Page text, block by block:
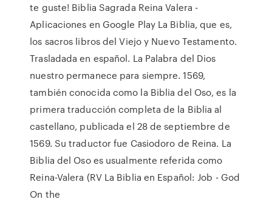
te guste! Biblia Sagrada Reina Valera -
Aplicaciones en Google Play La Biblia, que es,
los sacros libros del Viejo y Nuevo Testamento.
Trasladada en español. La Palabra del Dios
nuestro permanece para siempre. 1569,
también conocida como la Biblia del Oso, es la
primera traducción completa de la Biblia al
castellano, publicada el 28 de septiembre de
1569. Su traductor fue Casiodoro de Reina. La
Biblia del Oso es usualmente referida como
Reina-Valera (RV La Biblia en Español: Job - God
On the